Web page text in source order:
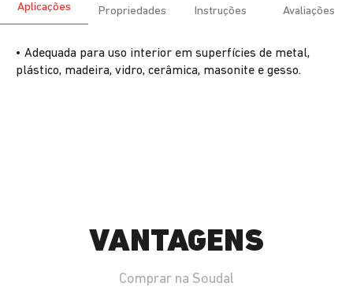
Aplicações Propriedades Instruções Avaliações
• Adequada para uso interior em superfícies de metal,
plástico, madeira, vidro, cerâmica, masonite e gesso.
VANTAGENS
Comprar na Soudal